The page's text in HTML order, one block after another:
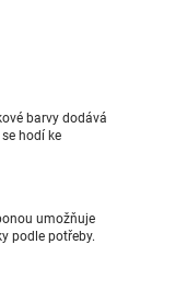
barvy dodává
hodí ke
umožňuje
podle potřeby.